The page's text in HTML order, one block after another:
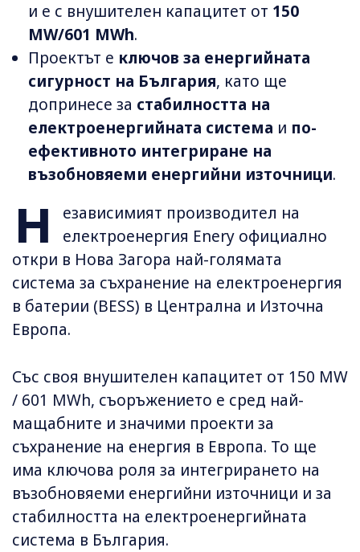
и е с внушителен капацитет от 150
MW/601 MWh.
Проектът е ключов за енергийната
сигурност на България, като ще
допринесе за стабилността на
електроенергийната система и по-
ефективното интегриране на
възобновяеми енергийни източници.
Н
езависимият производител на
електроенергия Enery официално
откри в Нова Загора най-голямата
система за съхранение на електроенергия
в батерии (BESS) в Централна и Източна
Европа.
Със своя внушителен капацитет от 150 MW
/ 601 MWh, съоръжението е сред най-
мащабните и значими проекти за
съхранение на енергия в Европа. То ще
има ключова роля за интегрирането на
възобновяеми енергийни източници и за
стабилността на електроенергийната
система в България.